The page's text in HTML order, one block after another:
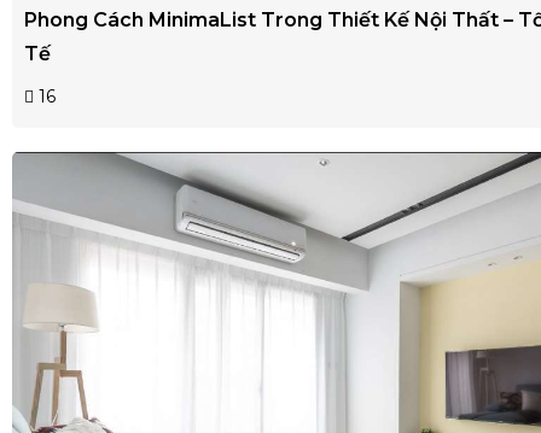
Phong Cách MinimaList Trong Thiết Kế Nội Thất –
Tế
16